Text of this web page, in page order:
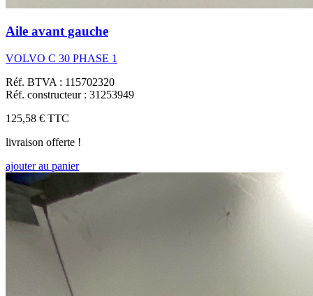
Aile avant gauche
VOLVO C 30 PHASE 1
Réf. BTVA : 115702320
Réf. constructeur : 31253949
125,58 € TTC
livraison offerte !
ajouter au panier